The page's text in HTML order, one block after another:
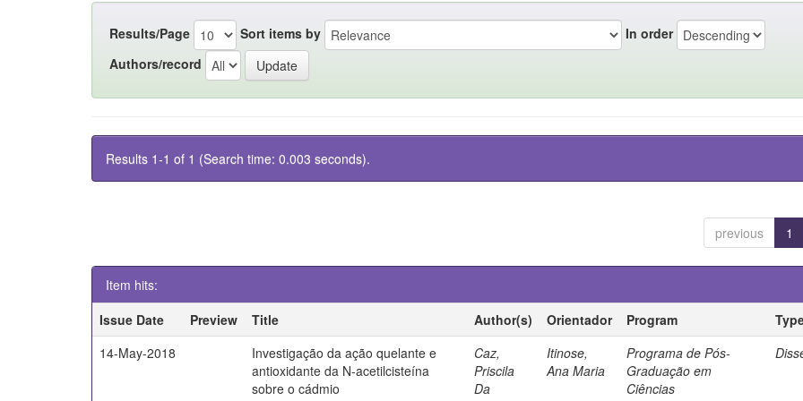
Results/Page Sort items by
In order
Authors/record
Results 1-1 of 1 (Search time: 0.003 seconds).
previous 1
Item hits:
Issue Date
Preview Title Author(s) Orientador Program
14-May-2018
Investigação da ação quelante e
antioxidante da N-acetilcisteína
sobre o cádmio
Caz,
Priscila
Da
Itinose,
Ana Maria
Programa de Pós-
Graduação em
Ciências